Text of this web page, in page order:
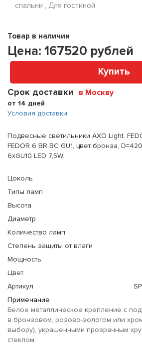
спальни , Для гостиной
Товар в наличии
Цена: 167520 рублей
Купить
Срок доставки в Москву
от 14 дней
Условия доставки
Подвесные светильники AXO Light.
FEDOR 6 BR BC GU1, цвет бронза,
6xGU10 LED 7,5W.
Цоколь
Типы ламп
Высота
Диаметр
Количество ламп
Степень защиты от влаги
Мощность
Цвет
Артикул
Примечание
Белое металлическое крепление с
в бронзовом, розово-золотом или
выбору), украшенными прозрачным
стеклом.